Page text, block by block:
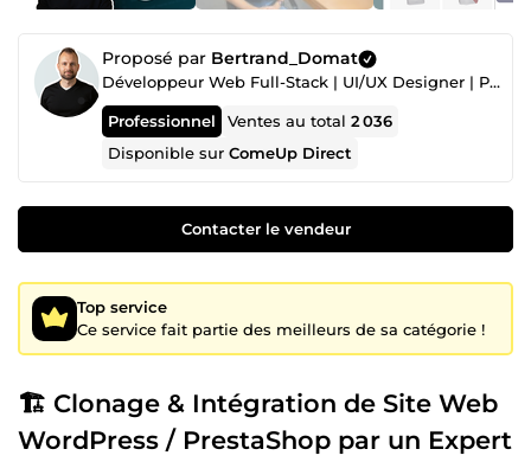
Proposé par Bertrand_Domat
Développeur Web Full-Stack | UI/UX Designer | PrestaShop Expert
Professionnel Ventes au total2 036
Disponible surComeUp Direct
Contacter le vendeur
Top service
Ce service fait partie des meilleurs de sa catégorie !
🏗️ Clonage & Intégration de Site Web
WordPress / PrestaShop par un Expert